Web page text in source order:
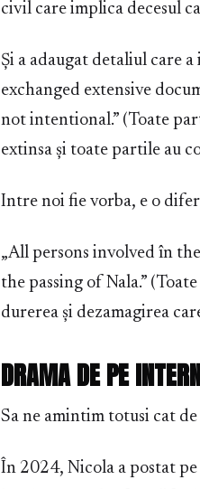
civil care implica decesul
Și a adaugat detaliul care
exchanged extensive
not intentional.” (Toate
extinsa și toate partile au
Intre noi fie vorba, e o
„All persons involved în
the passing of Nala.”
durerea și dezamagirea
DRAMA DE PE
Sa ne amintim totusi cat
În 2024, Nicola a postat